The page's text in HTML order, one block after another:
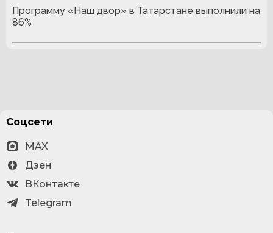
Программу «Наш двор» в Татарстане выполнили на
86%
Соцсети
MAX
Дзен
ВКонтакте
Telegram